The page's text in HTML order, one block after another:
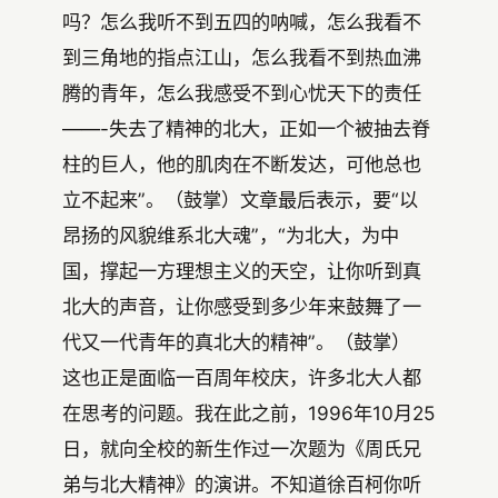
吗？怎么我听不到五四的呐喊，怎么我看不
到三角地的指点江山，怎么我看不到热血沸
腾的青年，怎么我感受不到心忧天下的责任
——-失去了精神的北大，正如一个被抽去脊
柱的巨人，他的肌肉在不断发达，可他总也
立不起来”。（鼓掌）文章最后表示，要“以
昂扬的风貌维系北大魂”，“为北大，为中
国，撑起一方理想主义的天空，让你听到真
北大的声音，让你感受到多少年来鼓舞了一
代又一代青年的真北大的精神”。（鼓掌）
这也正是面临一百周年校庆，许多北大人都
在思考的问题。我在此之前，1996年10月25
日，就向全校的新生作过一次题为《周氏兄
弟与北大精神》的演讲。不知道徐百柯你听